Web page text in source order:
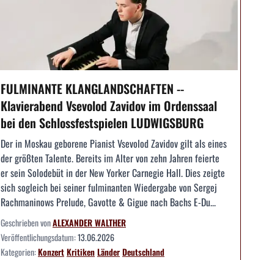
FULMINANTE KLANGLANDSCHAFTEN --
Klavierabend Vsevolod Zavidov im Ordenssaal
bei den Schlossfestspielen LUDWIGSBURG
Der in Moskau geborene Pianist Vsevolod Zavidov gilt als eines
der größten Talente. Bereits im Alter von zehn Jahren feierte
er sein Solodebüt in der New Yorker Carnegie Hall. Dies zeigte
sich sogleich bei seiner fulminanten Wiedergabe von Sergej
Rachmaninows Prelude, Gavotte & Gigue nach Bachs E-Du...
Geschrieben vonALEXANDER WALTHER
Veröffentlichungsdatum:13.06.2026
Kategorien:KonzertKritikenLänderDeutschland